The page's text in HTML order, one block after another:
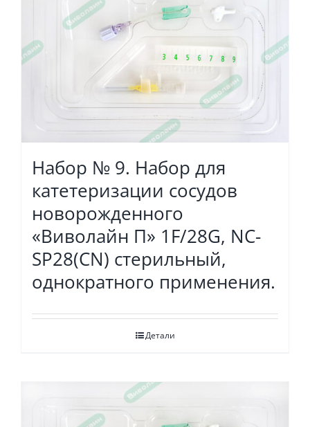
Набор № 9. Набор для
катетеризации сосудов
новорожденного
«Виволайн П» 1F/28G, NC-
SP28(СN) стерильный,
однократного применения.
Детали